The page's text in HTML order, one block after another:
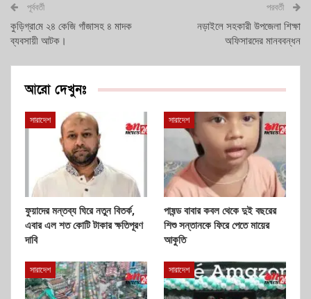
পূর্ববর্তী
কু‌ড়িগ্রা‌মে ২৪ কে‌জি গাঁজাসহ ৪ মাদক
ব্যবসায়ী আটক।
পরবর্তী
নড়াইলে সহকারী উপজেলা শিক্ষা
অফিসারদের মানববন্ধন
আরো দেখুনঃ
সারাদেশ
ফুয়াদের মন্তব্য ঘিরে নতুন বিতর্ক,
এবার এল শত কোটি টাকার ক্ষতিপূরণ
দাবি
সারাদেশ
পাষন্ড বাবার কবল থেকে দুই বছরের
শিশু সন্তানকে ফিরে পেতে মায়ের
আকুতি
সারাদেশ সারাদেশ